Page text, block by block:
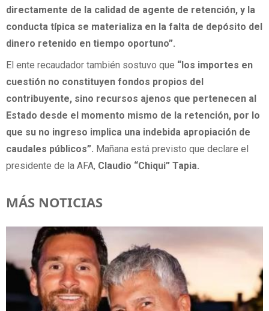
directamente de la calidad de agente de retención, y la
conducta típica se materializa en la falta de depósito del
dinero retenido en tiempo oportuno”.
El ente recaudador también sostuvo que “los importes en
cuestión no constituyen fondos propios del
contribuyente, sino recursos ajenos que pertenecen al
Estado desde el momento mismo de la retención, por lo
que su no ingreso implica una indebida apropiación de
caudales públicos”. Mañana está previsto que declare el
presidente de la AFA, Claudio “Chiqui” Tapia.
MÁS NOTICIAS